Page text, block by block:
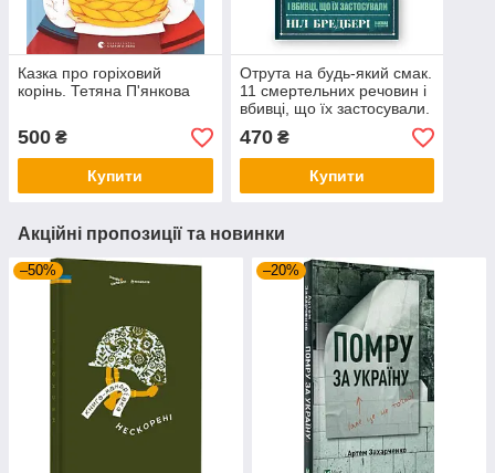
Казка про горіховий
корінь. Тетяна П'янкова
500 ₴
Купити
Отрута на будь-який смак.
11 смертельних речовин і
вбивці, що їх застосували.
Автор Ніл Бредбері
470₴
Купити
Акційні пропозиції та новинки
–50% –20%